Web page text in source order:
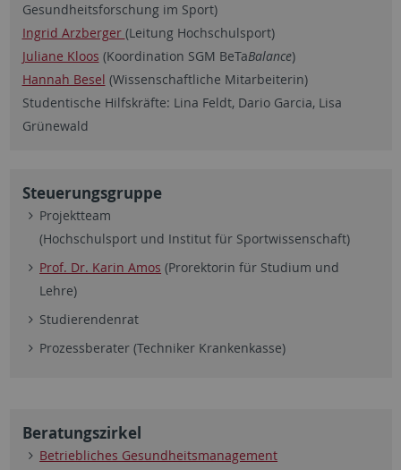
Gesundheitsforschung im Sport)
Ingrid Arzberger (Leitung Hochschulsport)
Juliane Kloos (Koordination SGM BeTaBalance)
Hannah Besel (Wissenschaftliche Mitarbeiterin)
Studentische Hilfskräfte: Lina Feldt, Dario Garcia, Lisa
Grünewald
Steuerungsgruppe
Projektteam
(Hochschulsport und Institut für Sportwissenschaft)
Prof. Dr. Karin Amos (Prorektorin für Studium und
Lehre)
Studierendenrat
Prozessberater (Techniker Krankenkasse)
Beratungszirkel
Betriebliches Gesundheitsmanagement